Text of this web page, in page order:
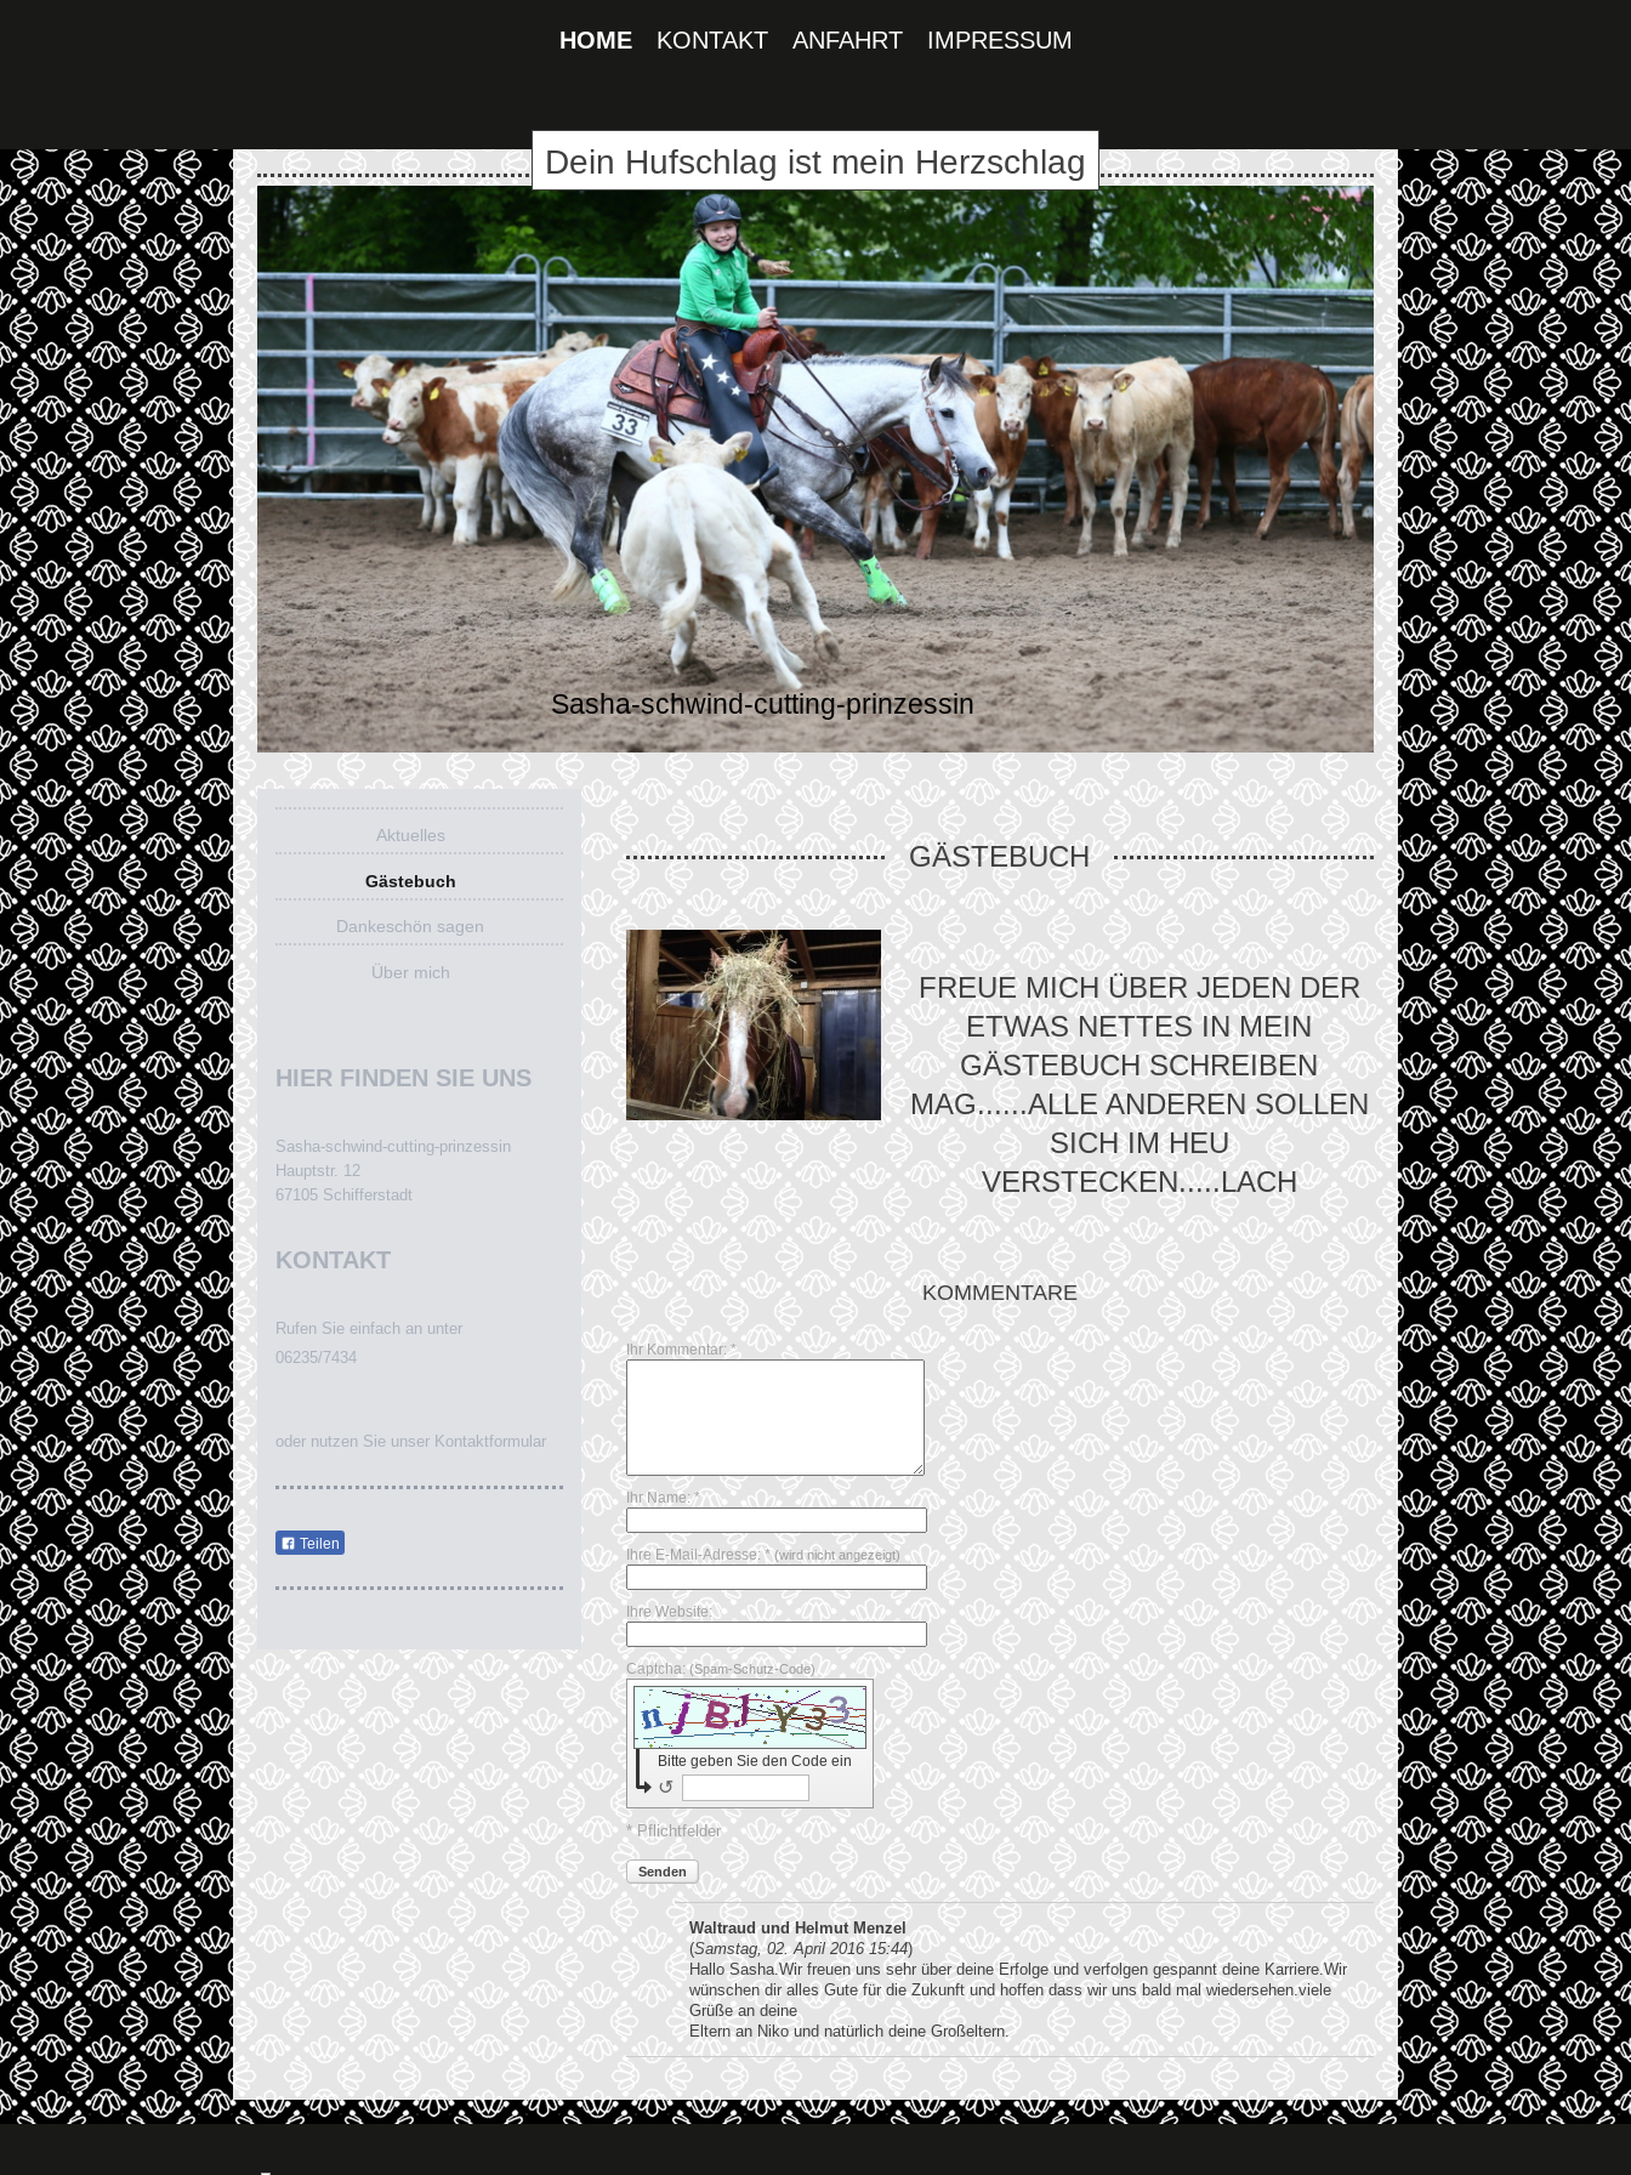
HOME KONTAKT ANFAHRT IMPRESSUM
Dein Hufschlag ist mein Herzschlag
Sasha-schwind-cutting-prinzessin
GÄSTEBUCH
FREUE MICH ÜBER JEDEN DER
ETWAS NETTES IN MEIN
GÄSTEBUCH SCHREIBEN
MAG......ALLE ANDEREN SOLLEN
SICH IM HEU
VERSTECKEN.....LACH
KOMMENTARE
Ihr Kommentar: *
Ihr Name: *
Ihre E-Mail-Adresse: *(wird nicht angezeigt)
Ihre Website:
Captcha:(Spam-Schutz-Code)
Bitte geben Sie den Code ein
↺
* Pflichtfelder
Senden
Waltraud und Helmut Menzel
(Samstag, 02. April 2016 15:44)
Hallo Sasha.Wir freuen uns sehr über deine Erfolge und verfolgen gespannt deine Karriere.Wir
wünschen dir alles Gute für die Zukunft und hoffen dass wir uns bald mal wiedersehen.viele
Grüße an deine
Eltern an Niko und natürlich deine Großeltern.
Aktuelles
Gästebuch
Dankeschön sagen
Über mich
HIER FINDEN SIE UNS
Sasha-schwind-cutting-prinzessin
Hauptstr. 12
67105 Schifferstadt
KONTAKT
Rufen Sie einfach an unter
06235/7434
oder nutzen Sie unser Kontaktformular
Teilen